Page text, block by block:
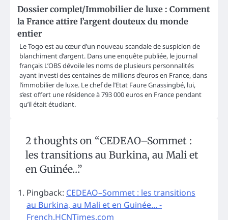
Dossier complet/Immobilier de luxe : Comment
la France attire l’argent douteux du monde
entier
Le Togo est au cœur d’un nouveau scandale de suspicion de
blanchiment d’argent. Dans une enquête publiée, le journal
français L’OBS dévoile les noms de plusieurs personnalités
ayant investi des centaines de millions d’euros en France, dans
l’immobilier de luxe. Le chef de l’Etat Faure Gnassingbé, lui,
s’est offert une résidence à 793 000 euros en France pendant
qu’il était étudiant.
2 thoughts on “CEDEAO–Sommet :
les transitions au Burkina, au Mali et
en Guinée…”
Pingback: CEDEAO–Sommet : les transitions
au Burkina, au Mali et en Guinée... -
French.HCNTimes.com